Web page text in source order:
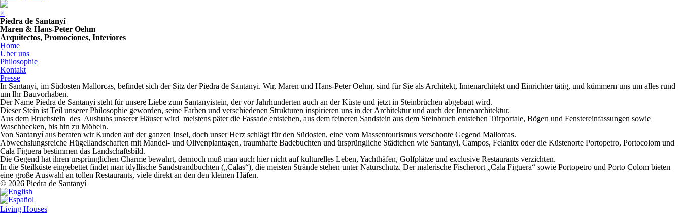
×
Piedra de Santanyí
Maren & Hans-Peter Oehm
Arquitectos, Promociones, Interiores
Home
Über uns
Philosophie
Kontakt
Presse
In Santanyi, im Südosten Mallorcas, befindet sich der Sitz der Piedra de Santanyi. Wir, Maren und Hans-Peter Oehm, sind für Sie als Architekt, Innenarchitekt und Einrichter tätig, und kümmern uns um alles rund
um Ihr Bauvorhaben.
Der Name Piedra de Santanyi steht für unsere Liebe zum Santanyistein, der vor Jahrhunderten auch an der Küste und jetzt in Steinbrüchen abgebaut wird.
Dieser Stein ist Teil unserer Philosophie geworden, seine Farben und verschiedenen Strukturen inspirieren uns in der Architektur und auch der Innenarchitektur.
Aus dem Bruchstein des Aushubs unserer Häuser wird meistens päter die Fassade entstehen, aus dem feineren Sandstein aus dem Steinbruch entstehen Türportale, Bögen und Fenstereinfassungen sowie
Waschbecken, bis hin zu Möbeln.
Von Santanyí aus beraten wir Kunden auf der ganzen Insel, doch unser Herz schlägt für den Südosten, eine vom Massentourismus verschonte Gegend Mallorcas.
Abwechslungsreiche Hügellandschaften mit Mandel- und Olivenplantagen, traumhafte Badebuchten und ürsprüngliche Städtchen wie Santanyi, Campos, Felanitx oder die Küstenorte Portopetro, Portocolom und
Cala Figuera bestimmen das Landschaftsbild.
Die Gegend hat ihren ursprünglichen Charme bewahrt, dennoch muß man auch hier nicht auf kulturelles Leben, Yachthäfen, Golfplätze und exclusive Restaurants verzichten.
In die Steilküste eingebettet findet man idyllische Sandstrandbuchten („Calas“), die meisten Strände stehen unter Naturschutz. Der malerische Fischerort „Cala Figuera“ sowie Portopetro und Porto Colom bieten
eine große Auswahl an tollen Restaurants, viele direkt an den den kleinen Häfen.
© 2026 Piedra de Santanyí
Living Houses